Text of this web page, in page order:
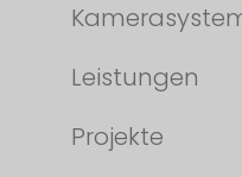
Leistungen
Projekte